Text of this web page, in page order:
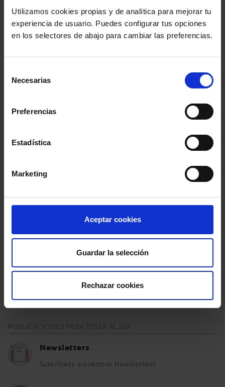
Utilizamos cookies propias y de analítica para mejorar tu
experiencia de usuario. Puedes configurar tus opciones
en los selectores de abajo para cambiar las preferencias.
Necesarias
Preferencias
Estadística
Marketing
Aceptar cookies
Guardar la selección
Rechazar cookies
Fuente:
MENÚ
Noticias
Podcast Abogacía
Agenda
Opinión y análisis
Sala de Prensa
PUBLICACIONES PARA ESTAR AL DÍA
Newsletters
Suscríbete a nuestros Newsletters